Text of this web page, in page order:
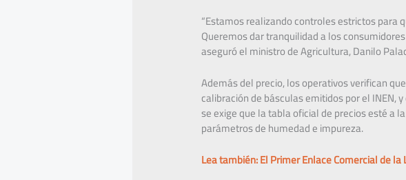
“Estamos realizando controles estrictos para
Queremos dar tranquilidad a los
aseguró el ministro de Agricultura, Danilo
Además del precio, los operativos verifican
calibración de básculas emitidos por el INEN,
se exige que la tabla oficial de precios esté a
parámetros de humedad e impureza.
Lea también: El Primer Enlace Comercial de